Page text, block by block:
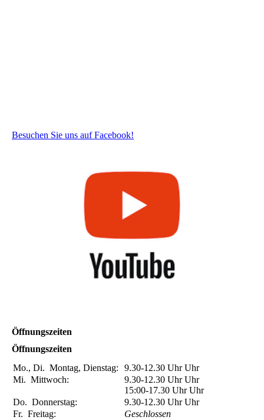
Besuchen Sie uns auf Facebook!
Öffnungszeiten
Öffnungszeiten
Mo., Di. Montag, Dienstag: 9.30-12.30 UhrUhr
Mi. Mittwoch: 9.30-12.30 UhrUhr
15:00-17.30 UhrUhr
Do. Donnerstag: 9.30-12.30 UhrUhr
Fr. Freitag:
Geschlossen